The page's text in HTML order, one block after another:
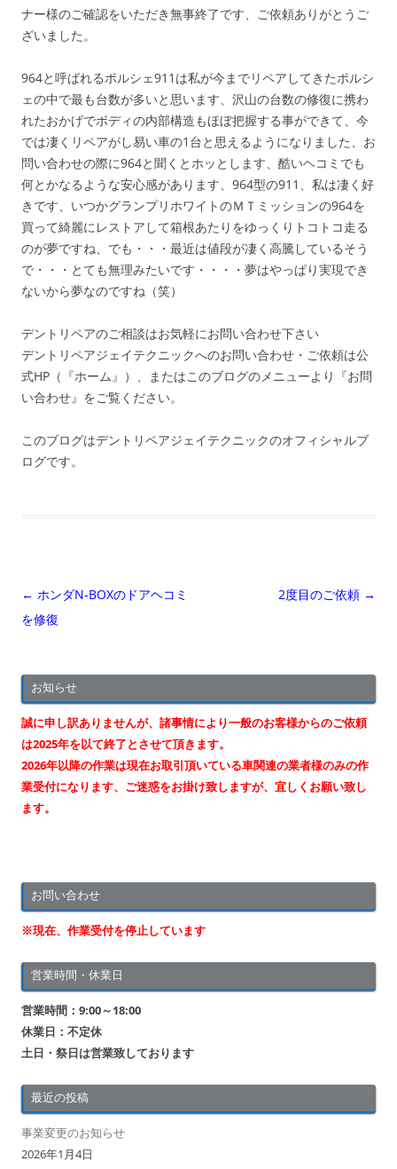
ナー様のご確認をいただき無事終了です、ご依頼ありがとうご
ざいました。
964と呼ばれるポルシェ911は私が今までリペアしてきたポルシ
ェの中で最も台数が多いと思います、沢山の台数の修復に携わ
れたおかげでボディの内部構造もほぼ把握する事ができて、今
では凄くリペアがし易い車の1台と思えるようになりました、お
問い合わせの際に964と聞くとホッとします、酷いヘコミでも
何とかなるような安心感があります、964型の911、私は凄く好
きです、いつかグランプリホワイトのＭＴミッションの964を
買って綺麗にレストアして箱根あたりをゆっくりトコトコ走る
のが夢ですね、でも・・・最近は値段が凄く高騰しているそう
で・・・とても無理みたいです・・・・夢はやっぱり実現でき
ないから夢なのですね（笑）
デントリペアのご相談はお気軽にお問い合わせ下さい
デントリペアジェイテクニックへのお問い合わせ・ご依頼は公
式HP（『ホーム』）、またはこのブログのメニューより『お問
い合わせ』をご覧ください。
このブログはデントリペアジェイテクニックのオフィシャルブ
ログです。
投
稿
ゲ
ー
シ
ョ
ン
← ホンダN-BOXのドアヘコミ
を修復
2度目のご依頼 →
お知らせ
誠に申し訳ありませんが、諸事情により一般のお客様からのご依頼
は2025年を以て終了とさせて頂きます。
2026年以降の作業は現在お取引頂いている車関連の業者様のみの作
業受付になります、ご迷惑をお掛け致しますが、宜しくお願い致し
ます。
お問い合わせ
※現在、作業受付を停止しています
営業時間・休業日
営業時間：9:00～18:00
休業日：不定休
土日・祭日は営業致しております
最近の投稿
事業変更のお知らせ
2026年1月4日